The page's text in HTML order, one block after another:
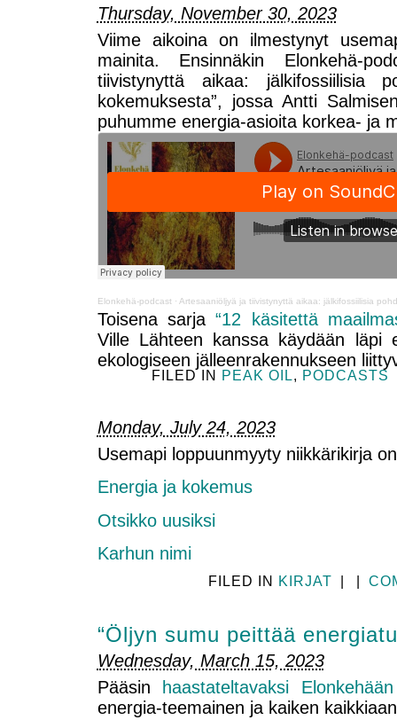
Thursday, November 30, 2023
Viime aikoina on ilmestynyt
mainita. Ensinnäkin Elonkehä-
tiivistynyttä aikaa: jälkifossiilisia
kokemuksesta”, jossa Antti
puhumme energia-asioita korkea- ja
Elonkehä-podcast · Artesaaniöljyä ja tiivistynyttä aikaa: jälkifossiilisia
Toisena sarja“12 käsitettä
Ville Lähteen kanssa käydään läpi
ekologiseen jälleenrakennukseen
FILED IN PEAK OIL, PODCASTS
Monday, July 24, 2023
Usemapi loppuunmyyty niikkärikirja
Energia ja kokemus
Otsikko uusiksi
Karhun nimi
FILED IN KIRJAT | |
“Öljyn sumu peittää
Wednesday, March 15, 2023
Pääsin
haastateltavaksi Elonkehään
energia-teemainen ja kaiken